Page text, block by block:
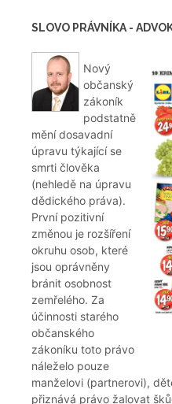
SLOVO PRÁVNÍKA -
Nový
občanský
zákoník
podstatně
mění dosavadní
úpravu týkající se
smrti člověka
(nehledě na úpravu
dědického práva).
První pozitivní
změnou je rozšíření
okruhu osob, které
jsou oprávněny
bránit osobnost
zemřelého. Za
účinnosti starého
občanského
zákoníku toto právo
náleželo pouze
manželovi (partnerovi),
přiznává právo žalovat